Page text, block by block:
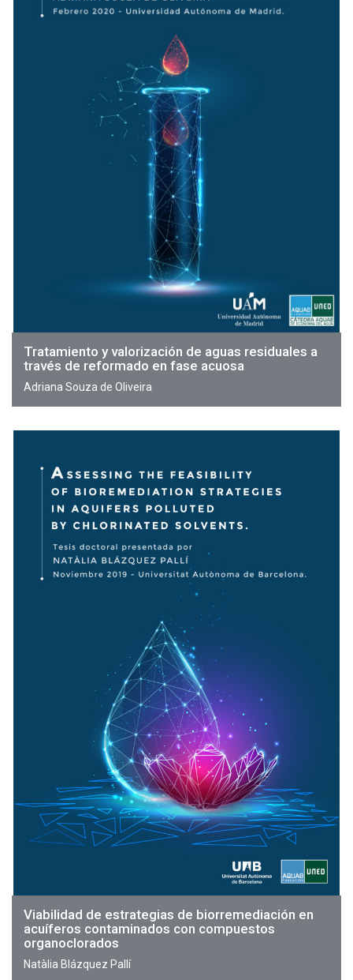
Tratamiento y valorización de aguas residuales a
través de reformado en fase acuosa
Adriana Souza de Oliveira
Viabilidad de estrategias de biorremediación en
acuíferos contaminados con compuestos
organoclorados
Natàlia Blázquez Pallí